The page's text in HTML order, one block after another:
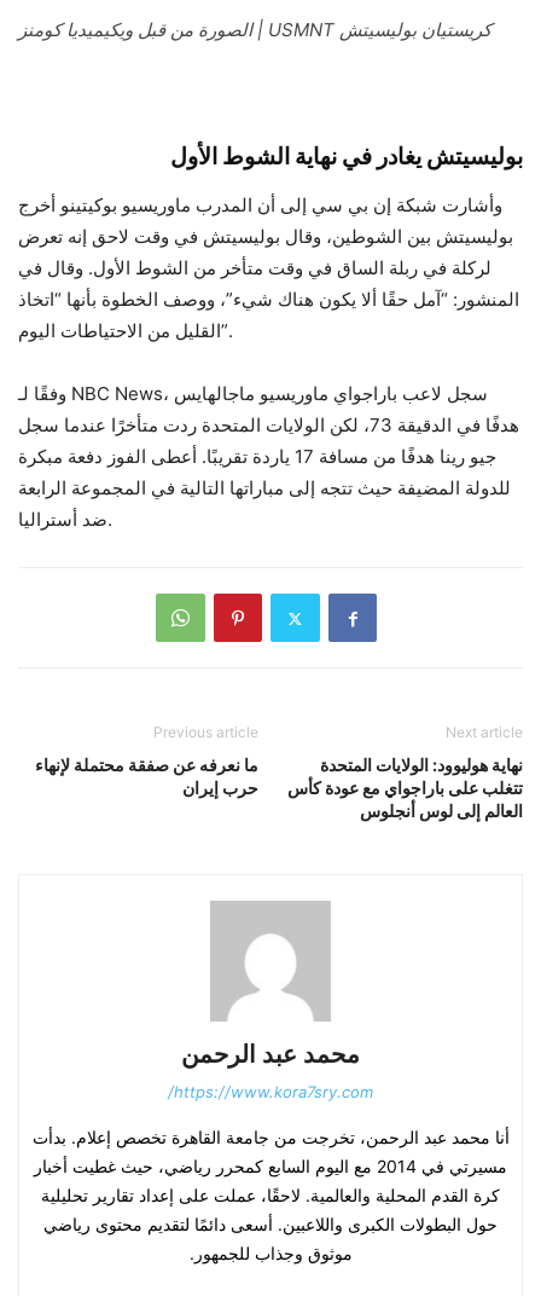
كريستيان بوليسيتش USMNT | الصورة من قبل ويكيميديا ​​​​كومنز
بوليسيتش يغادر في نهاية الشوط الأول
وأشارت شبكة إن بي سي إلى أن المدرب ماوريسيو بوكيتينو أخرج
بوليسيتش بين الشوطين، وقال بوليسيتش في وقت لاحق إنه تعرض
لركلة في ربلة الساق في وقت متأخر من الشوط الأول. وقال في
المنشور: “آمل حقًا ألا يكون هناك شيء”، ووصف الخطوة بأنها “اتخاذ
القليل من الاحتياطات اليوم”.
وفقًا لـ NBC News، سجل لاعب باراجواي ماوريسيو ماجالهايس
هدفًا في الدقيقة 73، لكن الولايات المتحدة ردت متأخرًا عندما سجل
جيو رينا هدفًا من مسافة 17 ياردة تقريبًا. أعطى الفوز دفعة مبكرة
للدولة المضيفة حيث تتجه إلى مباراتها التالية في المجموعة الرابعة
ضد أستراليا.
Previous article
ما نعرفه عن صفقة محتملة لإنهاء
حرب إيران
Next article
نهاية هوليوود: الولايات المتحدة
تتغلب على باراجواي مع عودة كأس
العالم إلى لوس أنجلوس
محمد عبد الرحمن
https://www.kora7sry.com/
أنا محمد عبد الرحمن، تخرجت من جامعة القاهرة تخصص إعلام. بدأت
مسيرتي في 2014 مع اليوم السابع كمحرر رياضي، حيث غطيت أخبار
كرة القدم المحلية والعالمية. لاحقًا، عملت على إعداد تقارير تحليلية
حول البطولات الكبرى واللاعبين. أسعى دائمًا لتقديم محتوى رياضي
موثوق وجذاب للجمهور.